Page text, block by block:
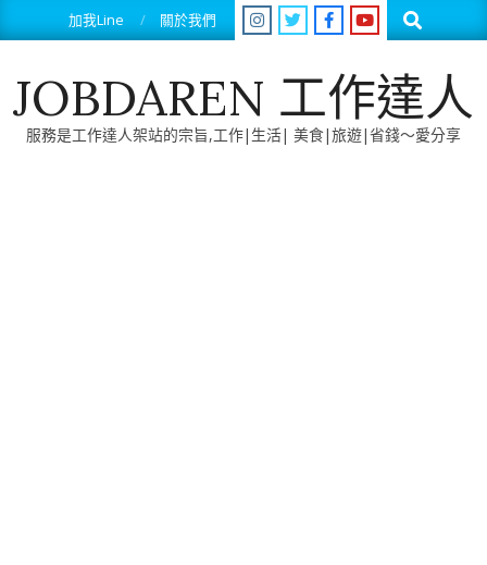
to
加我Line 關於我們 Search
JOBDAREN 工作達人
服務是工作達人架站的宗旨,工作|生活| 美食|旅遊|省錢～愛分享